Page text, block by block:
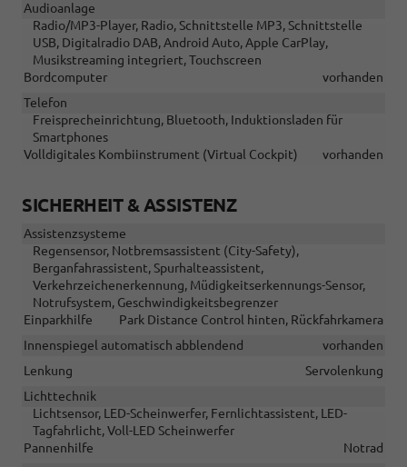
Audioanlage
Radio/MP3-Player, Radio, Schnittstelle MP3, Schnittstelle
USB, Digitalradio DAB, Android Auto, Apple CarPlay,
Musikstreaming integriert, Touchscreen
Bordcomputer
vorhanden
Telefon
Freisprecheinrichtung, Bluetooth, Induktionsladen für
Smartphones
Volldigitales Kombiinstrument (Virtual Cockpit)
vorhanden
SICHERHEIT & ASSISTENZ
Assistenzsysteme
Regensensor, Notbremsassistent (City-Safety),
Berganfahrassistent, Spurhalteassistent,
Verkehrzeichenerkennung, Müdigkeitserkennungs-Sensor,
Notrufsystem, Geschwindigkeitsbegrenzer
Einparkhilfe
Park Distance Control hinten, Rückfahrkamera
Innenspiegel automatisch abblendend
vorhanden
Lenkung
Servolenkung
Lichttechnik
Lichtsensor, LED-Scheinwerfer, Fernlichtassistent, LED-
Tagfahrlicht, Voll-LED Scheinwerfer
Pannenhilfe
Notrad